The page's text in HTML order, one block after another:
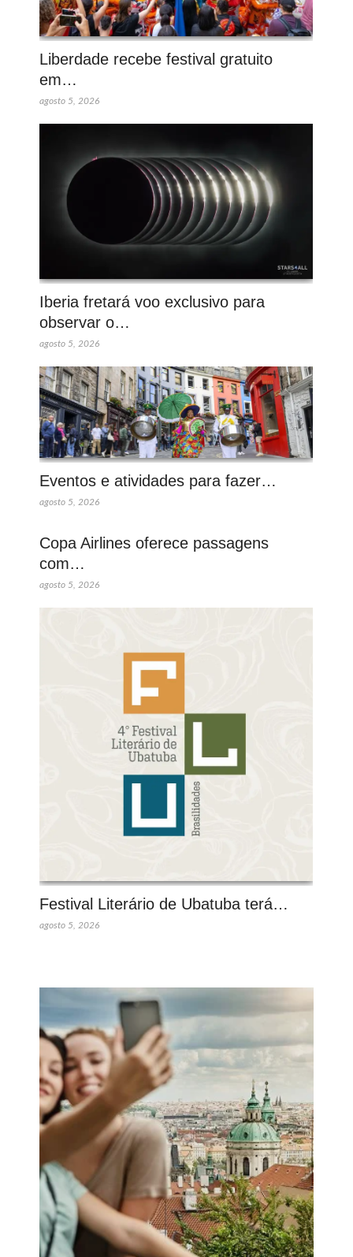
Liberdade recebe festival gratuito
em…
agosto 5, 2026
Iberia fretará voo exclusivo para
observar o…
agosto 5, 2026
Eventos e atividades para fazer…
agosto 5, 2026
Copa Airlines oferece passagens
com…
agosto 5, 2026
Festival Literário de Ubatuba terá…
agosto 5, 2026